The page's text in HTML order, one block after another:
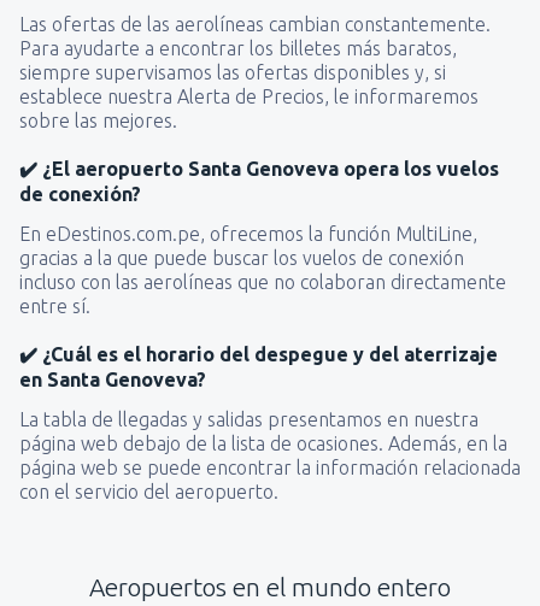
Las ofertas de las aerolíneas cambian constantemente.
Para ayudarte a encontrar los billetes más baratos,
siempre supervisamos las ofertas disponibles y, si
establece nuestra Alerta de Precios, le informaremos
sobre las mejores.
✔️ ¿El aeropuerto Santa Genoveva opera los vuelos
de conexión?
En eDestinos.com.pe, ofrecemos la función MultiLine,
gracias a la que puede buscar los vuelos de conexión
incluso con las aerolíneas que no colaboran directamente
entre sí.
✔️ ¿Cuál es el horario del despegue y del aterrizaje
en Santa Genoveva?
La tabla de llegadas y salidas presentamos en nuestra
página web debajo de la lista de ocasiones. Además, en la
página web se puede encontrar la información relacionada
con el servicio del aeropuerto.
Aeropuertos en el mundo entero